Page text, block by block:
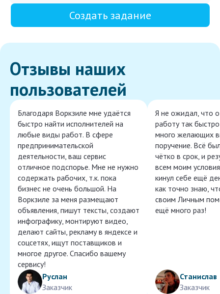
Создать задание
Отзывы наших
пользователей
Благодаря Воркзиле мне удаётся
быстро найти исполнителей на
любые виды работ. В сфере
предпринимательской
деятельности, ваш сервис
отличное подспорье. Мне не нужно
содержать рабочих, т.к. пока
бизнес не очень большой. На
Воркзиле за меня размещают
объявления, пишут тексты, создают
инфографику, монтируют видео,
делают сайты, рекламу в яндексе и
соцсетях, ищут поставщиков и
многое другое. Спасибо вашему
сервису!
Руслан
Заказчик
Я не ожидал, что
работу так
много желающих
поручение. Всё
чётко в срок, и
всем моим
кинул себе ещё
как точно знаю,
своим Личным
ещё много раз!
Станислав
Заказчик